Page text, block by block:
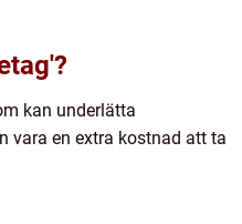
kan underlätta
vara en extra kostnad att ta